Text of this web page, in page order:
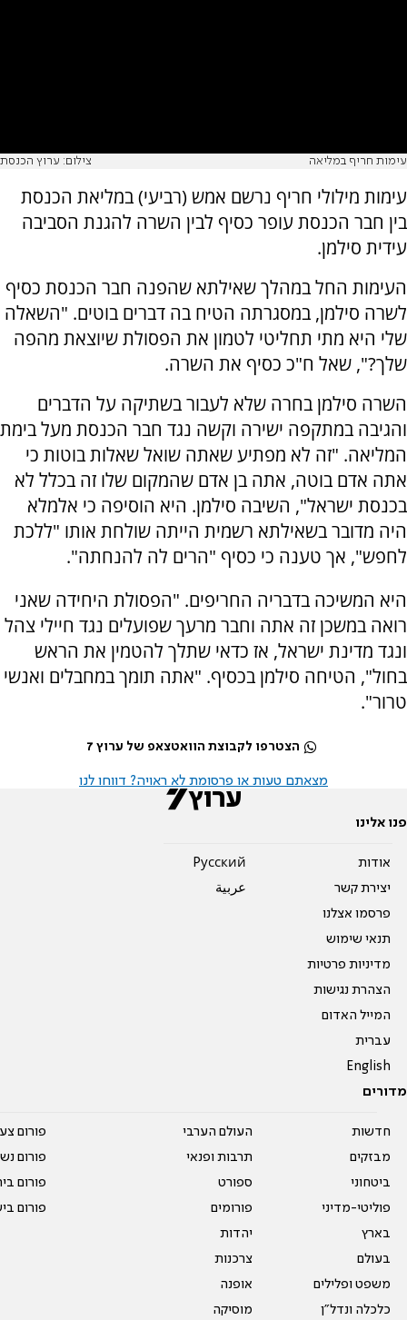
עימות חריף במליאה צילום: ערוץ הכנסת
עימות מילולי חריף נרשם אמש (רביעי) במליאת הכנסת
בין חבר הכנסת עופר כסיף לבין השרה להגנת הסביבה
עידית סילמן.
העימות החל במהלך שאילתא שהפנה חבר הכנסת כסיף
לשרה סילמן, במסגרתה הטיח בה דברים בוטים. "השאלה
שלי היא מתי תחליטי לטמון את הפסולת שיוצאת מהפה
שלך?", שאל ח"כ כסיף את השרה.
השרה סילמן בחרה שלא לעבור בשתיקה על הדברים
והגיבה במתקפה ישירה וקשה נגד חבר הכנסת מעל בימת
המליאה. "זה לא מפתיע שאתה שואל שאלות בוטות כי
אתה אדם בוטה, אתה בן אדם שהמקום שלו זה בכלל לא
בכנסת ישראל", השיבה סילמן. היא הוסיפה כי אלמלא
היה מדובר בשאילתא רשמית הייתה שולחת אותו "ללכת
לחפש", אך טענה כי כסיף "הרים לה להנחתה".
היא המשיכה בדבריה החריפים. "הפסולת היחידה שאני
רואה במשכן זה אתה וחבר מרעך שפועלים נגד חיילי צהל
ונגד מדינת ישראל, אז כדאי שתלך להטמין את הראש
בחול", הטיחה סילמן בכסיף. "אתה תומך במחבלים ואנשי
טרור".
הצטרפו לקבוצת הוואטצאפ של ערוץ 7
מצאתם טעות או פרסומת לא ראויה? דווחו לנו
פנו אלינו
אודות
יצירת קשר
פרסמו אצלנו
תנאי שימוש
מדיניות פרטיות
הצהרת נגישות
המייל האדום
עברית
English
Pусский
عربية
מדורים
חדשות
מבזקים
ביטחוני
פוליטי-מדיני
בארץ
בעולם
משפט ופלילים
כלכלה ונדל"ן
העולם הערבי
תרבות ופנאי
ספורט
פורומים
יהדות
צרכנות
אופנה
מוסיקה
פורום
פורום
פורום
פורום